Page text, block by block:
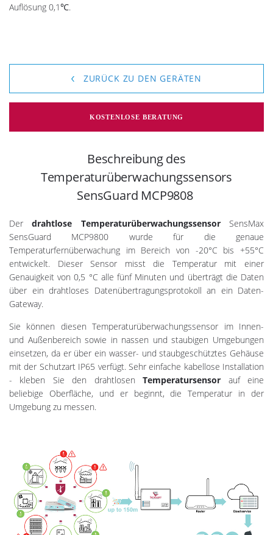
Auflösung 0,1℃.
ZURÜCK ZU DEN GERÄTEN
KOSTENLOSE BERATUNG
Beschreibung des
Temperaturüberwachungssensors
SensGuard MCP9808
Derdrahtlose TemperaturüberwachungssensorSensMax
SensGuard MCP9800 wurde für die genaue
Temperaturfernüberwachung im Bereich von -20°C bis +55°C
entwickelt. Dieser Sensor misst die Temperatur mit einer
Genauigkeit von 0,5 °C alle fünf Minuten und überträgt die Daten
über ein drahtloses Datenübertragungsprotokoll an ein Daten-
Gateway.
Sie können diesen Temperaturüberwachungssensor im Innen-
und Außenbereich sowie in nassen und staubigen Umgebungen
einsetzen, da er über ein wasser- und staubgeschütztes Gehäuse
mit der Schutzart IP65 verfügt. Sehr einfache kabellose Installation
- kleben Sie den drahtlosenTemperatursensor auf eine
beliebige Oberfläche, und er beginnt, die Temperatur in der
Umgebung zu messen.